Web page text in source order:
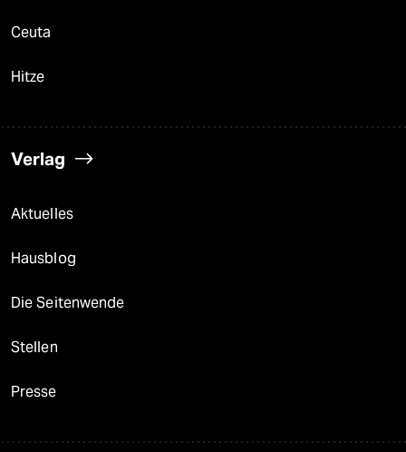
Ceuta
Hitze
Verlag
Aktuelles
Hausblog
Die Seitenwende
Stellen
Presse